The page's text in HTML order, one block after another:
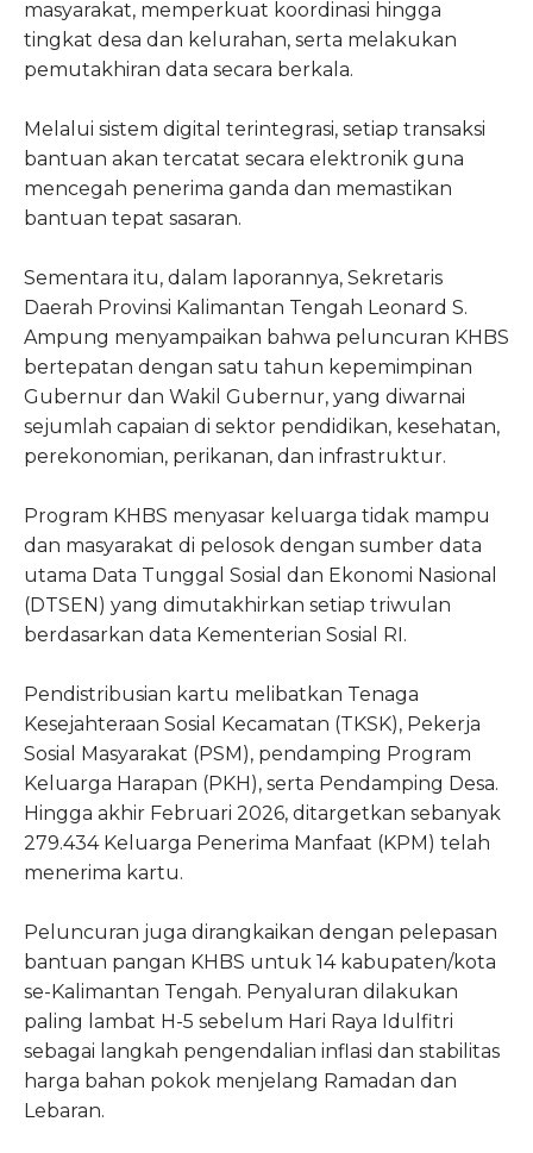
masyarakat, memperkuat koordinasi hingga
tingkat desa dan kelurahan, serta melakukan
pemutakhiran data secara berkala.
Melalui sistem digital terintegrasi, setiap transaksi
bantuan akan tercatat secara elektronik guna
mencegah penerima ganda dan memastikan
bantuan tepat sasaran.
Sementara itu, dalam laporannya, Sekretaris
Daerah Provinsi Kalimantan Tengah Leonard S.
Ampung menyampaikan bahwa peluncuran KHBS
bertepatan dengan satu tahun kepemimpinan
Gubernur dan Wakil Gubernur, yang diwarnai
sejumlah capaian di sektor pendidikan, kesehatan,
perekonomian, perikanan, dan infrastruktur.
Program KHBS menyasar keluarga tidak mampu
dan masyarakat di pelosok dengan sumber data
utama Data Tunggal Sosial dan Ekonomi Nasional
(DTSEN) yang dimutakhirkan setiap triwulan
berdasarkan data Kementerian Sosial RI.
Pendistribusian kartu melibatkan Tenaga
Kesejahteraan Sosial Kecamatan (TKSK), Pekerja
Sosial Masyarakat (PSM), pendamping Program
Keluarga Harapan (PKH), serta Pendamping Desa.
Hingga akhir Februari 2026, ditargetkan sebanyak
279.434 Keluarga Penerima Manfaat (KPM) telah
menerima kartu.
Peluncuran juga dirangkaikan dengan pelepasan
bantuan pangan KHBS untuk 14 kabupaten/kota
se-Kalimantan Tengah. Penyaluran dilakukan
paling lambat H-5 sebelum Hari Raya Idulfitri
sebagai langkah pengendalian inflasi dan stabilitas
harga bahan pokok menjelang Ramadan dan
Lebaran.